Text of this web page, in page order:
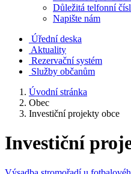
Důležitá telfonní
Napište nám
Úřední deska
Aktuality
Rezervační systém
Služby občanům
Úvodní stránka
Obec
Investiční projekty obce
Investiční